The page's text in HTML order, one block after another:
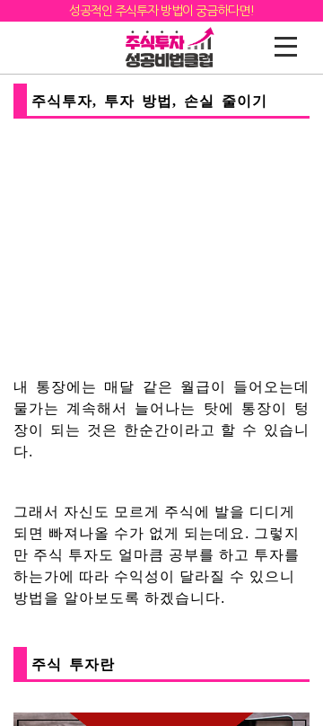
성공적인 주식투자 방법이 궁금하다면!
주식투자, 투자 방법, 손실 줄이기
내 통장에는 매달 같은 월급이 들어오는데
물가는 계속해서 늘어나는 탓에 통장이 텅
장이 되는 것은 한순간이라고 할 수 있습니
다.
그래서 자신도 모르게 주식에 발을 디디게
되면 빠져나올 수가 없게 되는데요. 그렇지
만 주식 투자도 얼마큼 공부를 하고 투자를
하는가에 따라 수익성이 달라질 수 있으니
방법을 알아보도록 하겠습니다.
주식 투자란